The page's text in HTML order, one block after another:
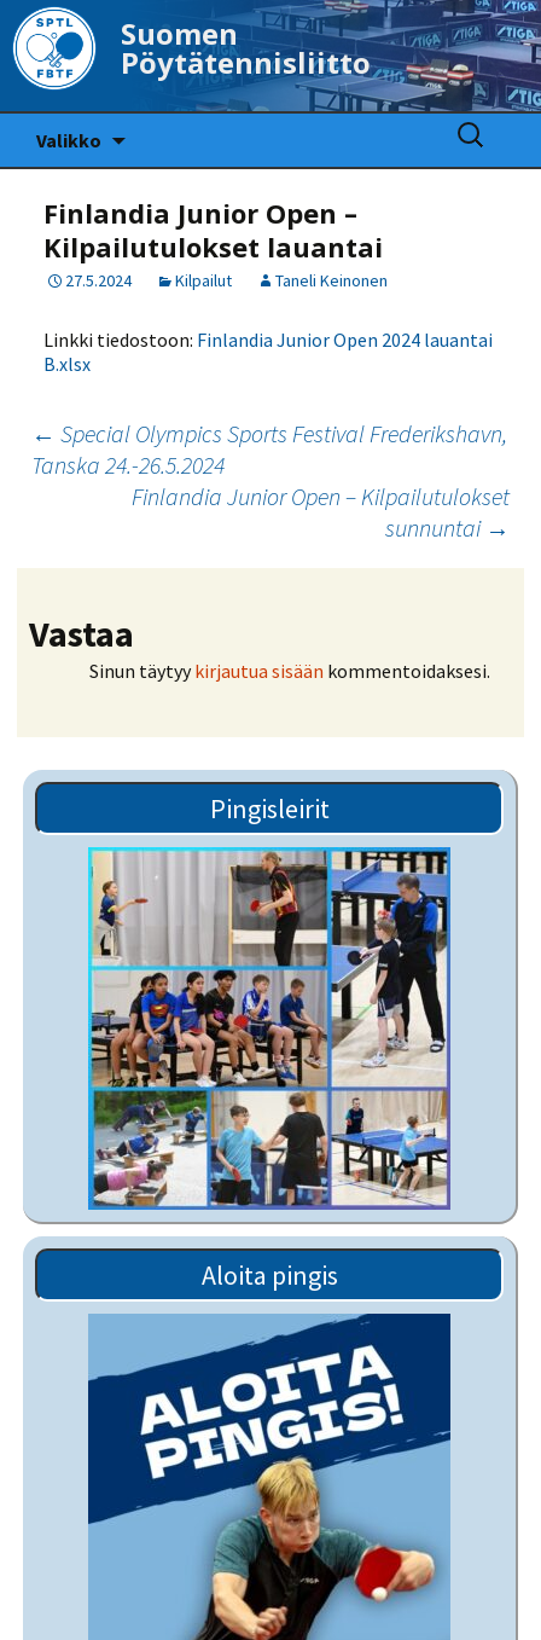
Suomen
Pöytätennisliitto
Valikko
Haku:
Finlandia Junior Open –
Kilpailutulokset lauantai
27.5.2024 Kilpailut Taneli Keinonen
Linkki tiedostoon: Finlandia Junior Open 2024 lauantai
B.xlsx
Artikkelien
selaus
← Special Olympics Sports Festival Frederikshavn,
Tanska 24.-26.5.2024
Finlandia Junior Open – Kilpailutulokset
sunnuntai →
Vastaa
Sinun täytyykirjautua sisään kommentoidaksesi.
Pingisleirit
Aloita pingis